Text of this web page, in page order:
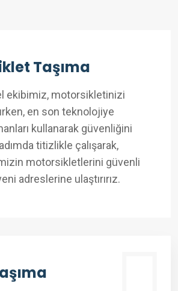
Taşıma
ekibimiz, motorsikletinizi
en son teknolojiye
kullanarak güvenliğini
titizlikle çalışarak,
motorsikletlerini güvenli
adreslerine ulaştırırız.